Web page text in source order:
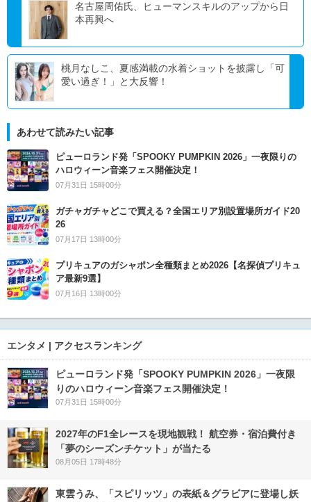
名古屋周佑氏、ヒューマンスキルのアップから日
本再興へ
桃月なしこ、夏感満載の水着ショットを披露し「可
愛い過ぎ！」と大反響！
あわせて読みたい記事
ピューロランド発「SPOOKY PUMPKIN 2026」一夜限りの
ハロウィーン音楽フェス開催決定！
07月31日 15時00分
ガチャガチャどこで買える？全国エリア別設置場所ガイド20
26
07月17日 13時00分
プリキュアのガシャポン全種類まとめ2026【名探偵プリキュ
ア最新9選】
07月16日 13時00分
エンタメ | アクセスランキング
ピューロランド発「SPOOKY PUMPKIN 2026」一夜限
りのハロウィーン音楽フェス開催決定！
07月31日 15時00分
2027年のF1全レースを現地観戦！ 航空券・宿泊費付き
「夢のシーズンチケット」が当たる
08月05日 17時48分
東雲うみ、「スピリッツ」の表紙＆グラビアに登場し妖